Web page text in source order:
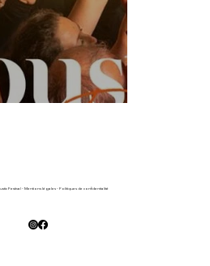
Festival -Mentions légales -Politiques de confidentialité